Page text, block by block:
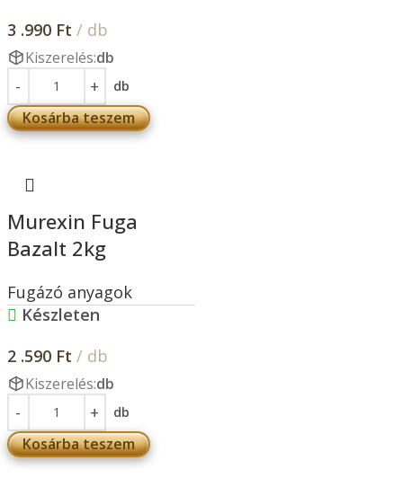
3 .990 Ft / db
Kiszerelés:db
db
Kosárba teszem
Murexin Fuga
Bazalt 2kg
Fugázó anyagok
Készleten
2 .590 Ft / db
Kiszerelés:db
db
Kosárba teszem